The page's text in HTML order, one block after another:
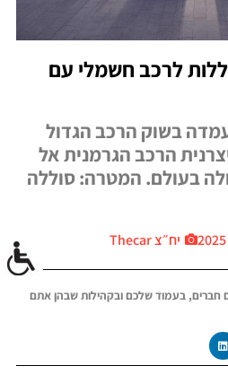
לרכב חשמלי עם
בשוק הרכב הגדול
הרכב הגרמנית אל
בעולם. המטרה: סוללה
יח״צ Thecar
בעמוד שלכם ובקהילות שבהן אתם